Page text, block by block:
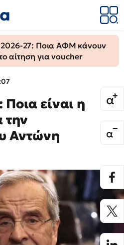
2026-27: Ποια ΑΦΜ κάνουν
αίτηση για voucher
είναι η
την
Αντώνη